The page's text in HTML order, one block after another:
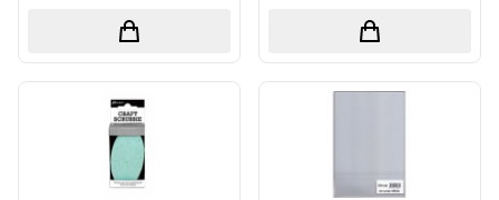
Paperfuel
Papers for You
Piatek13
Precious Marieke
Prills